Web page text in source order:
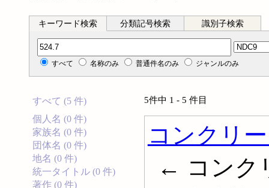
キーワード検索 分類記号検索 識別子検索
分類記号検索
すべて 名称のみ 普通件名のみ ジャンルのみ
すべて (5 件)
個人名 (0 件)
家族名 (0 件)
団体名 (0 件)
地名 (0 件)
統一タイトル (0 件)
著作 (0 件)
5件中 1 - 5 件目
コンクリ
← コンク